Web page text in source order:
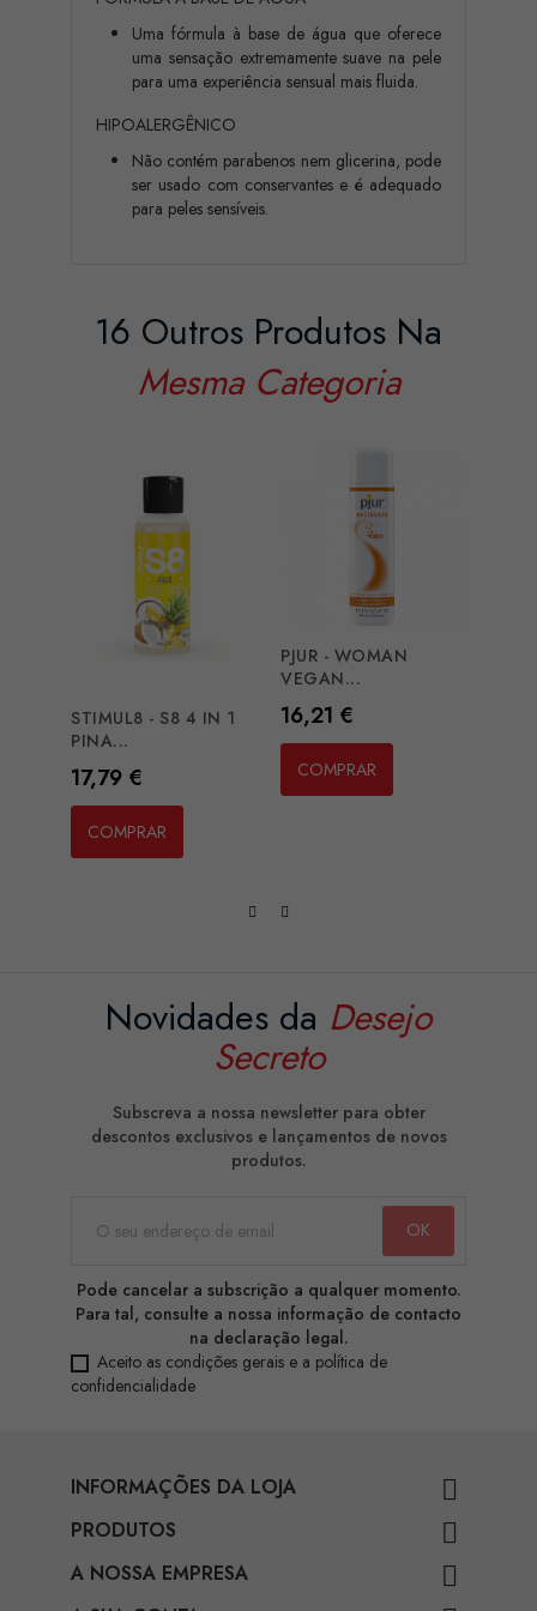
Uma fórmula à base de água que oferece
uma sensação extremamente suave na pele
para uma experiência sensual mais fluida.
HIPOALERGÊNICO
Não contém parabenos nem glicerina, pode
ser usado com conservantes e é adequado
para peles sensíveis.
16 Outros Produtos Na
Mesma Categoria
STIMUL8 - S8 4 IN 1
PINA...
Preço
17,79 €
COMPRAR
PJUR - WOMAN
VEGAN...
Preço
16,21 €
COMPRAR
Novidades da Desejo
Secreto
Subscreva a nossa newsletter para obter
descontos exclusivos e lançamentos de novos
produtos.
Pode cancelar a subscrição a qualquer momento.
Para tal, consulte a nossa informação de contacto
na declaração legal.
Aceito as condições gerais e a política de
confidencialidade
INFORMAÇÕES DA LOJA 
PRODUTOS 
A NOSSA EMPRESA 